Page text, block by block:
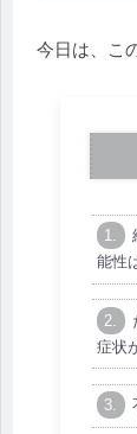
今日は、こ
能性
症状